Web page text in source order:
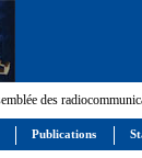
des
Publications